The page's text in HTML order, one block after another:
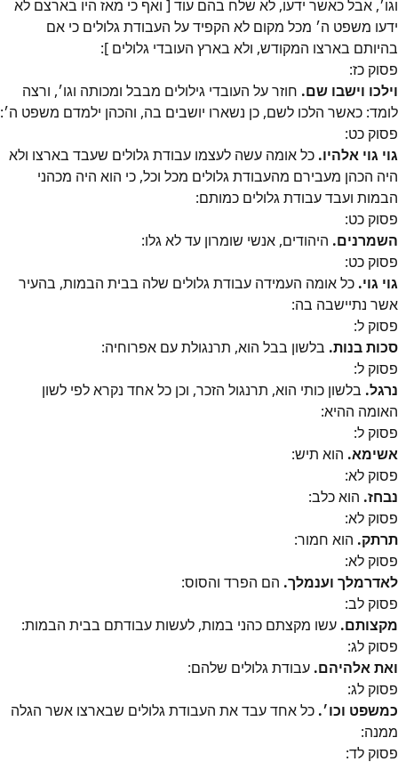
וגו׳, אבל כאשר ידעו, לא שלח בהם עוד [ ואף כי מאז היו בארצם לא
ידעו משפט ה׳ מכל מקום לא הקפיד על העבודת גלולים כי אם
בהיותם בארצו המקודש, ולא בארץ העובדי גלולים ]:
פסוק כז:
וילכו וישבו שם. חוזר על העובדי גילולים מבבל ומכותה וגו׳, ורצה
לומד: כאשר הלכו לשם, כן נשארו יושבים בה, והכהן ילמדם משפט ה׳:
פסוק כט:
גוי גוי אלהיו. כל אומה עשה לעצמו עבודת גלולים שעבד בארצו ולא
היה הכהן מעבירם מהעבודת גלולים מכל וכל, כי הוא היה מכהני
הבמות ועבד עבודת גלולים כמותם:
פסוק כט:
השמרנים. היהודים, אנשי שומרון עד לא גלו:
פסוק כט:
גוי גוי. כל אומה העמידה עבודת גלולים שלה בבית הבמות, בהעיר
אשר נתיישבה בה:
פסוק ל:
סכות בנות. בלשון בבל הוא, תרנגולת עם אפרוחיה:
פסוק ל:
נרגל. בלשון כותי הוא, תרנגול הזכר, וכן כל אחד נקרא לפי לשון
האומה ההיא:
פסוק ל:
אשימא. הוא תיש:
פסוק לא:
נבחז. הוא כלב:
פסוק לא:
תרתק. הוא חמור:
פסוק לא:
לאדרמלך וענמלך. הם הפרד והסוס:
פסוק לב:
מקצותם. עשו מקצתם כהני במות, לעשות עבודתם בבית הבמות:
פסוק לג:
ואת אלהיהם. עבודת גלולים שלהם:
פסוק לג:
כמשפט וכו׳. כל אחד עבד את העבודת גלולים שבארצו אשר הגלה
ממנה:
פסוק לד: